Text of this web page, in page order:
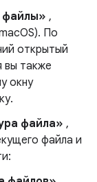
файлы» ,
По
открытый
вы также
окну
файла» ,
файла и